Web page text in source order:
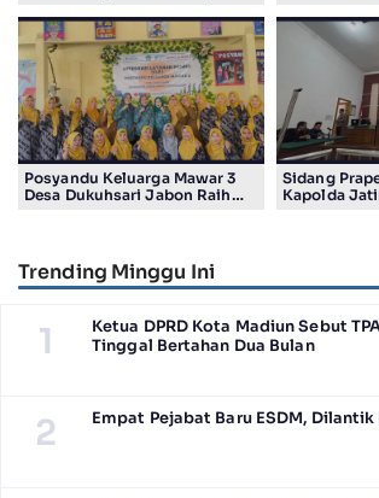
Lamongan
BAZNAS
Posyandu Keluarga Mawar 3
Desa Dukuhsari Jabon Raih
Sidang
Kapolda
Trending Minggu Ini
1
Ketua DPRD Kota Madiun Sebut
Tinggal Bertahan Dua Bulan
2 Empat Pejabat Baru ESDM, Dilantik